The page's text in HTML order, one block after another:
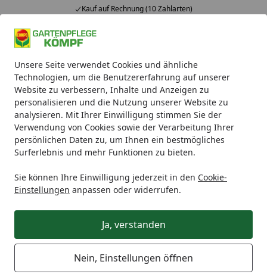
Unsere Seite verwendet Cookies und ähnliche
Technologien, um die Benutzererfahrung auf unserer
Website zu verbessern, Inhalte und Anzeigen zu
personalisieren und die Nutzung unserer Website zu
analysieren. Mit Ihrer Einwilligung stimmen Sie der
Verwendung von Cookies sowie der Verarbeitung Ihrer
persönlichen Daten zu, um Ihnen ein bestmögliches
Surferlebnis und mehr Funktionen zu bieten.
Sie können Ihre Einwilligung jederzeit in den Cookie-
Einstellungen anpassen oder widerrufen.
Ja, verstanden
Nein, Einstellungen öffnen
Kauf auf Rechnung (10 Zahlarten)
Alle Produkte
Mein Konto
Suchen
Startseite
Montageabteilung
Kontakt zu unserer
Montageabteilung
oder zu unserem Montageservice allgemein?
- wenn es um Ihren individuellen
Montagetermin und spezifische organisatorische
Absprachen geht, stehen Ihnen die MitarbeiterInnen
unseres Montagebüros telefonisch zur Verfügung.